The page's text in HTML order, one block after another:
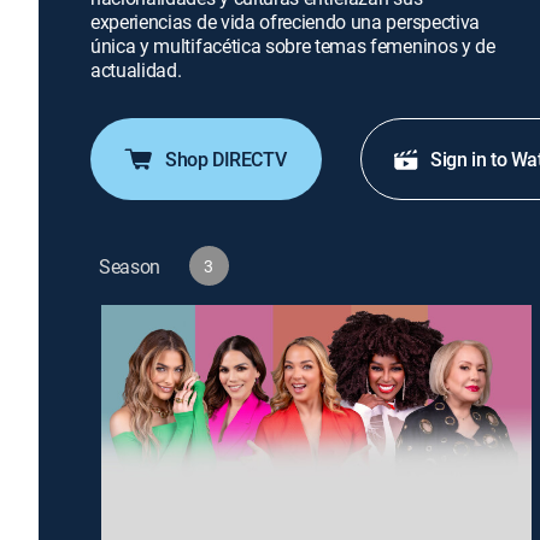
experiencias de vida ofreciendo una perspectiva
única y multifacética sobre temas femeninos y de
actualidad.
Shop DIRECTV Sign in to
Season 3